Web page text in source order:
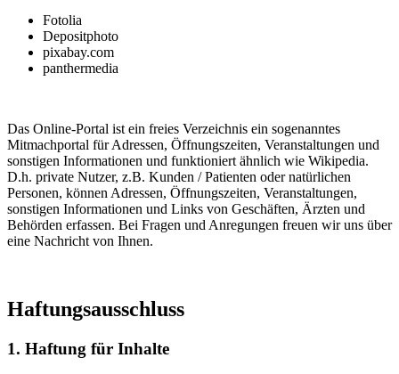
Fotolia
Depositphoto
pixabay.com
panthermedia
Das Online-Portal ist ein freies Verzeichnis ein sogenanntes
Mitmachportal für Adressen, Öffnungszeiten, Veranstaltungen und
sonstigen Informationen und funktioniert ähnlich wie Wikipedia.
D.h. private Nutzer, z.B. Kunden / Patienten oder natürlichen
Personen, können Adressen, Öffnungszeiten, Veranstaltungen,
sonstigen Informationen und Links von Geschäften, Ärzten und
Behörden erfassen. Bei Fragen und Anregungen freuen wir uns über
eine Nachricht von Ihnen.
Haftungsausschluss
1. Haftung für Inhalte